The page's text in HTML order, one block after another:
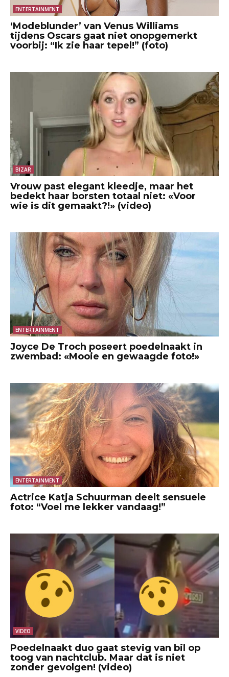
ENTERTAINMENT
‘Modeblunder’ van Venus Williams
tijdens Oscars gaat niet onopgemerkt
voorbij: “Ik zie haar tepel!” (foto)
BIZAR
Vrouw past elegant kleedje, maar het
bedekt haar borsten totaal niet: «Voor
wie is dit gemaakt?!» (video)
ENTERTAINMENT
Joyce De Troch poseert poedelnaakt in
zwembad: «Mooie en gewaagde foto!»
ENTERTAINMENT
Actrice Katja Schuurman deelt sensuele
foto: “Voel me lekker vandaag!”
VIDEO
Poedelnaakt duo gaat stevig van bil op
toog van nachtclub. Maar dat is niet
zonder gevolgen! (video)